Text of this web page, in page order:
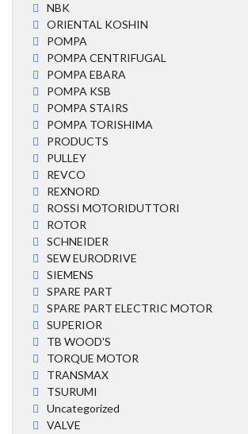
NBK
ORIENTAL KOSHIN
POMPA
POMPA CENTRIFUGAL
POMPA EBARA
POMPA KSB
POMPA STAIRS
POMPA TORISHIMA
PRODUCTS
PULLEY
REVCO
REXNORD
ROSSI MOTORIDUTTORI
ROTOR
SCHNEIDER
SEW EURODRIVE
SIEMENS
SPARE PART
SPARE PART ELECTRIC MOTOR
SUPERIOR
TB WOOD'S
TORQUE MOTOR
TRANSMAX
TSURUMI
Uncategorized
VALVE